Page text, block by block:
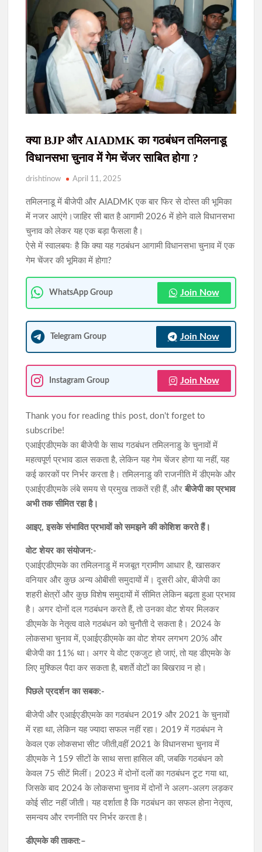
भारी बारिश का अलर्ट
JPSC-JSSC भर्ती घोटाला: CID की बड़ी कार्रवाई, रांची-लखनऊ से पांच और
गिरफ्तार, अब तक कुल 19 आरोपी को CID ने पकड़ा
150 करोड़ हवाला जांच में ईडी की बड़ी कार्रवाई, अखिलेश सिंह के कथित
नेटवर्क से जुड़े रोहतक के बीयर प्लांट पर छापा
जुआ खेलते पांच जुआरी पुलिस के हत्थे चढ़े, खदेड़कर किया गिरफ्तार
सिमडेगा की खबर : मलेरिया पर अलर्ट दूसरी खबर जनगणना-2027 की
तैयारी तेज ..
मुख्यमंत्री हेमन्त सोरेन ने की अध्यक्षता
झारखंड विधानसभा के मॉनसून सत्र के दौरान नए विधानसभा परिसर के 750
मीटर दायरे में निषेधाज्ञा लागू
JPSC-JSSC विवाद: छात्रों से बातचीत के लिए चार मंत्रियों की कमेटी बनाएगी
क्या BJP और AIADMK का गठबंधन तमिलनाडू
विधानसभा चुनाव में गेम चेंजर साबित होगा ?
drishtinow April 11, 2025
तमिलनाडू में बीजेपी और AIADMK एक बार फिर से दोस्त की भूमिका
में नजर आएंगे।जाहिर सी बात है आगामी 2026 में होने वाले विधानसभा
चुनाव को लेकर यह एक बड़ा फैसला है।
ऐसे में स्वालबयः है कि क्या यह गठबंधन आगामी विधानसभा चुनाव में एक
गेम चेंजर की भूमिका में होगा?
WhatsApp Group Join Now
Telegram Group Join Now
Instagram Group Join Now
Thank you for reading this post, don't forget to
subscribe!
एआईएडीएमके का बीजेपी के साथ गठबंधन तमिलनाडु के चुनावों में
महत्वपूर्ण प्रभाव डाल सकता है, लेकिन यह गेम चेंजर होगा या नहीं, यह
कई कारकों पर निर्भर करता है। तमिलनाडु की राजनीति में डीएमके और
एआईएडीएमके लंबे समय से प्रमुख ताकतें रही हैं, और बीजेपी का प्रभाव
अभी तक सीमित रहा है।
आइए, इसके संभावित प्रभावों को समझने की कोशिश करते हैं।
वोट शेयर का संयोजन:-
एआईएडीएमके का तमिलनाडु में मजबूत ग्रामीण आधार है, खासकर
वनियार और कुछ अन्य ओबीसी समुदायों में। दूसरी ओर, बीजेपी का
शहरी क्षेत्रों और कुछ विशेष समुदायों में सीमित लेकिन बढ़ता हुआ प्रभाव
है। अगर दोनों दल गठबंधन करते हैं, तो उनका वोट शेयर मिलकर
डीएमके के नेतृत्व वाले गठबंधन को चुनौती दे सकता है। 2024 के
लोकसभा चुनाव में, एआईएडीएमके का वोट शेयर लगभग 20% और
बीजेपी का 11% था। अगर ये वोट एकजुट हो जाएं, तो यह डीएमके के
लिए मुश्किल पैदा कर सकता है, बशर्ते वोटों का बिखराव न हो।
पिछले प्रदर्शन का सबक:-
बीजेपी और एआईएडीएमके का गठबंधन 2019 और 2021 के चुनावों
में रहा था, लेकिन यह ज्यादा सफल नहीं रहा। 2019 में गठबंधन ने
केवल एक लोकसभा सीट जीती,वहीं 2021 के विधानसभा चुनाव में
डीएमके ने 159 सीटों के साथ सत्ता हासिल की, जबकि गठबंधन को
केवल 75 सीटें मिलीं। 2023 में दोनों दलों का गठबंधन टूट गया था,
जिसके बाद 2024 के लोकसभा चुनाव में दोनों ने अलग-अलग लड़कर
कोई सीट नहीं जीती। यह दर्शाता है कि गठबंधन का सफल होना नेतृत्व,
समन्वय और रणनीति पर निर्भर करता है।
डीएमके की ताकत:–